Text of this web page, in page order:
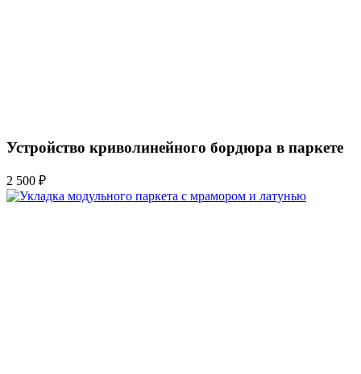
Устройство криволинейного бордюра в паркете
2 500 ₽